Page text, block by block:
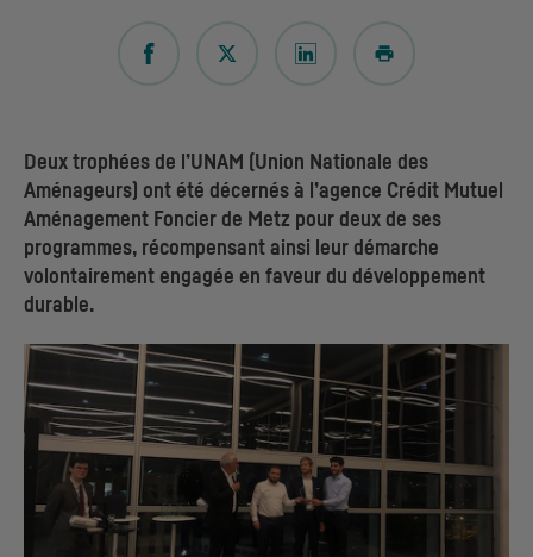
Deux trophées de l’UNAM (Union Nationale des
Aménageurs) ont été décernés à l’agence Crédit Mutuel
Aménagement Foncier de Metz pour deux de ses
programmes, récompensant ainsi leur démarche
volontairement engagée en faveur du développement
durable.